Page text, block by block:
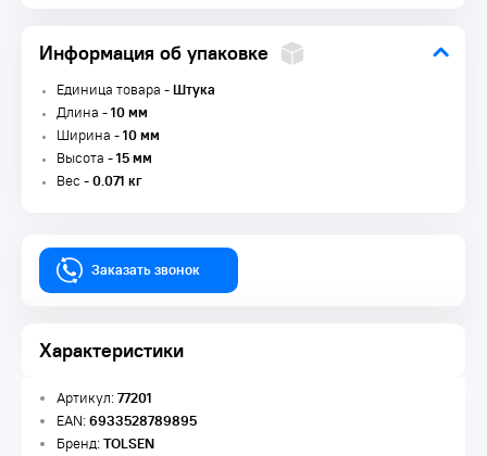
Информация об упаковке
Единица товара -Штука
Длина -10 мм
Ширина -10 мм
Высота -15 мм
Вес -0.071 кг
Заказать звонок
Характеристики
Артикул:77201
EAN:6933528789895
Бренд:TOLSEN